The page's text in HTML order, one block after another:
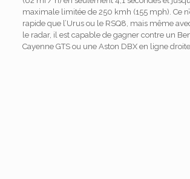
maximale limitée de 250 kmh (155 mph). Ce
rapide que l’Urus ou le RSQ8, mais même
le radar, il est capable de gagner contre un
Cayenne GTS ou une Aston DBX en ligne